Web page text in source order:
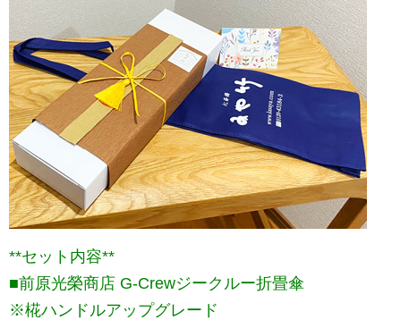
**セット内容**
■前原光榮商店 G-Crewジークルー折畳傘
※椛ハンドルアップグレード